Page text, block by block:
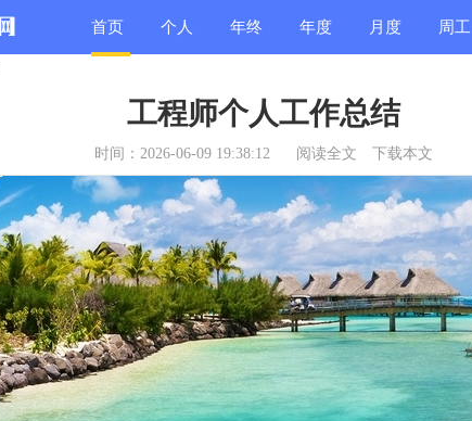
首页 个人 年终 年度 月度 周工
工程师个人工作总结
时间：2026-06-09 19:38:12 阅读全文 下载本文